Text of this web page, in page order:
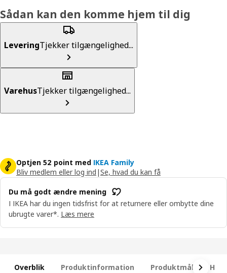
Sådan kan den komme hjem til dig
LeveringTjekker tilgængelighed...
VarehusTjekker tilgængelighed...
Optjen 52 point med IKEA Family
Bliv medlem eller log ind |Se, hvad du kan få
Du må godt ændre mening
I IKEA har du ingen tidsfrist for at returnere eller ombytte dine
ubrugte varer*. Læs mere
Overblik Produktinformation Produktmål